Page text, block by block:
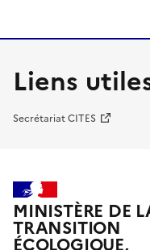
Liens
Secrétariat CITES
MINISTÈRE DE
TRANSITION
ÉCOLOGIQUE,